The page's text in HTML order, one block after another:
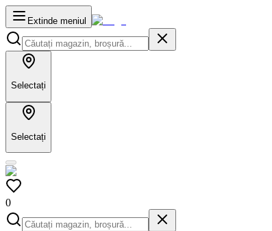
Extinde meniul
Selectați
Selectați
0